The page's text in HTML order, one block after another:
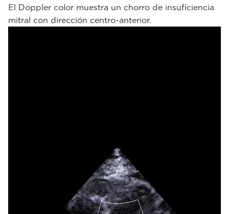
El Doppler color muestra un chorro de insuficiencia
mitral con dirección centro-anterior.